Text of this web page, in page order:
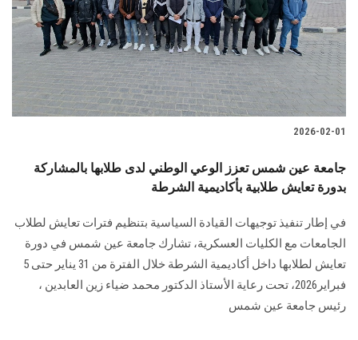
2026-02-01
جامعة عين شمس تعزز الوعي الوطني لدى طلابها بالمشاركة
بدورة تعايش طلابية بأكاديمية الشرطة
في إطار تنفيذ توجيهات القيادة السياسية بتنظيم فترات تعايش لطلاب
الجامعات مع الكليات العسكرية، تشارك جامعة عين شمس في دورة
تعايش لطلابها داخل أكاديمية الشرطة خلال الفترة من 31 يناير حتى 5
فبراير2026، تحت رعاية الأستاذ الدكتور محمد ضياء زين العابدين ،
رئيس جامعة عين شمس